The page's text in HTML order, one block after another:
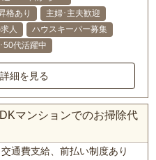
格あり
主婦･主夫歓迎
人
ハウスキーパー募集
50代活躍中
細を見る
マンションでのお掃除代
交通費支給、前払い制度あり